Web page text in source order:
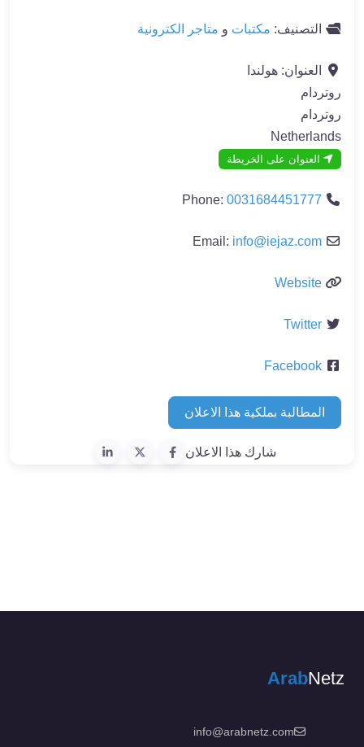
التصنيف: مكتبات و متاجر الكترونية
العنوان: هولندا
روتردام
روتردام
Netherlands
العنوان على الخريطة
Phone: 0031684451777
Email: info@iejaz.com
Website
Twitter
Facebook
المطالبة بملكية هذا الاعلان
شارك هذا الاعلان
ArabNetz
info@arabnetz.com